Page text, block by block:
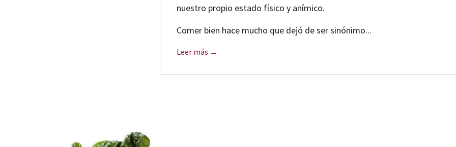
nuestro propio estado físico y anímico.
Comer bien hace mucho que dejó de ser sinónimo...
Leer más →